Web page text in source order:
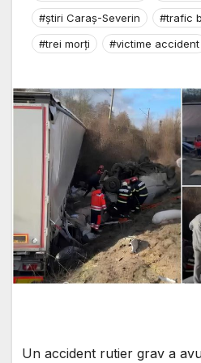
#știri Caraș-Severin
#trafic
#trei morți
#victime accident
Un accident rutier grav a